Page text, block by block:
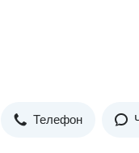
Телефон